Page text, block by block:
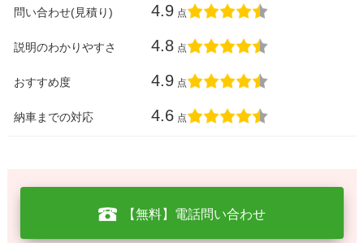
問い合わせ(見積り) 4.9 点
説明のわかりやすさ 4.8 点
おすすめ度 4.9 点
納車までの対応 4.6 点
【無料】電話問い合わせ